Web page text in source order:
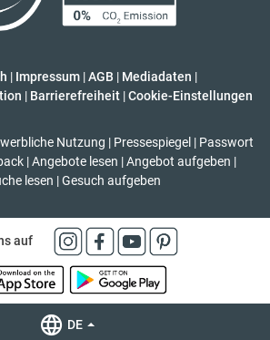
| Impressum |AGB | Mediadaten |
| Barrierefreiheit | Cookie-Einstellungen
Nutzung | Pressespiegel | Passwort
| Angebote lesen | Angebot aufgeben |
lesen | Gesuch aufgeben
auf
DE